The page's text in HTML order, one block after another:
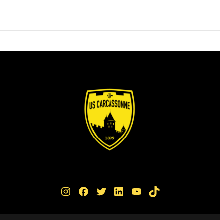
Instagram Facebook Twitter LinkedIn YouTube TikTok